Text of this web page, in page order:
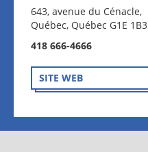
643, avenue du Cénacle,
Québec, Québec G1E 1B3
418 666-4666
SITE WEB